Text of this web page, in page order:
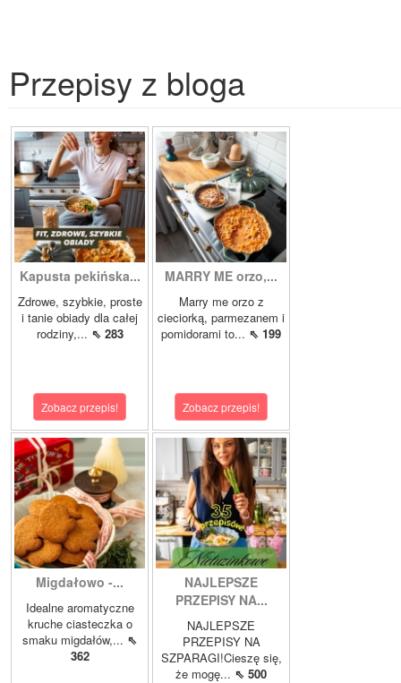
Przepisy z bloga
Kapusta pekińska...
Zdrowe, szybkie, proste
i tanie obiady dla całej
rodziny,... ⇖ 283
Zobacz przepis!
MARRY ME orzo,...
Marry me orzo z
cieciorką, parmezanem i
pomidorami to... ⇖ 199
Zobacz przepis!
Migdałowo -...
Idealne aromatyczne
kruche ciasteczka o
smaku migdałów,... ⇖
362
NAJLEPSZE
PRZEPISY NA...
NAJLEPSZE
PRZEPISY NA
SZPARAGI!Cieszę się,
że mogę... ⇖ 500